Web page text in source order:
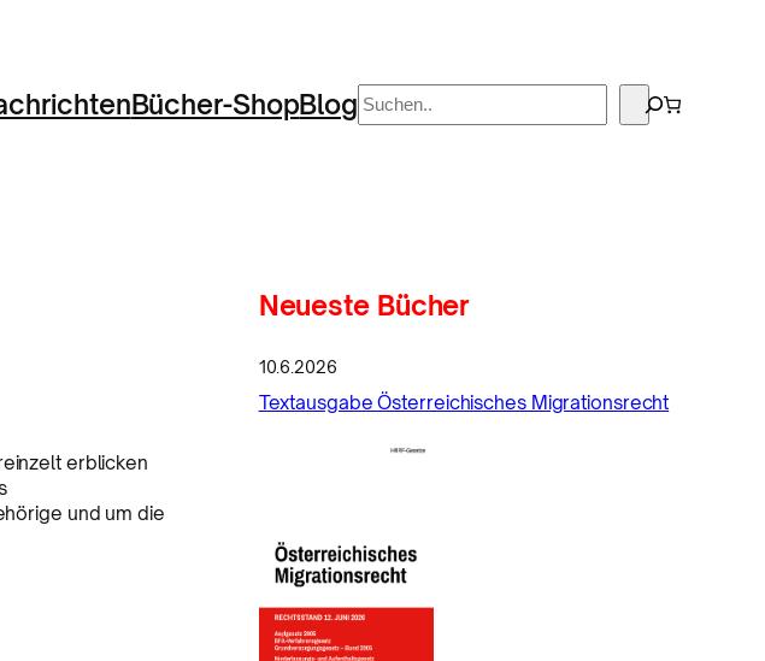
Bücher-ShopBlog Suchen
erblicken
und um die
Neueste Bücher
10.6.2026
Textausgabe Österreichisches Migrationsrecht